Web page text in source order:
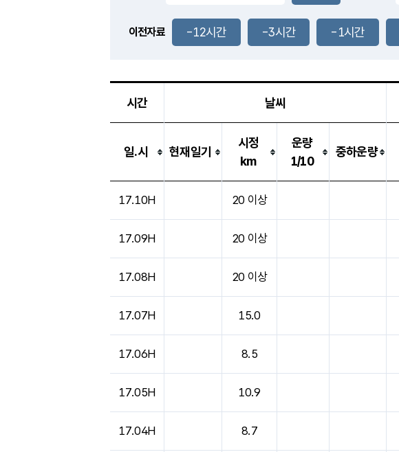
1.6m/s
-
이전자료 -12시간 -3시간 -1시간
시간 날씨
일.시 현재일기
시정
km
운량
1/10
중하운량
17.10H 20 이상
17.09H 20 이상
17.08H 20 이상
17.07H 15.0
17.06H 8.5
17.05H 10.9
17.04H 8.7